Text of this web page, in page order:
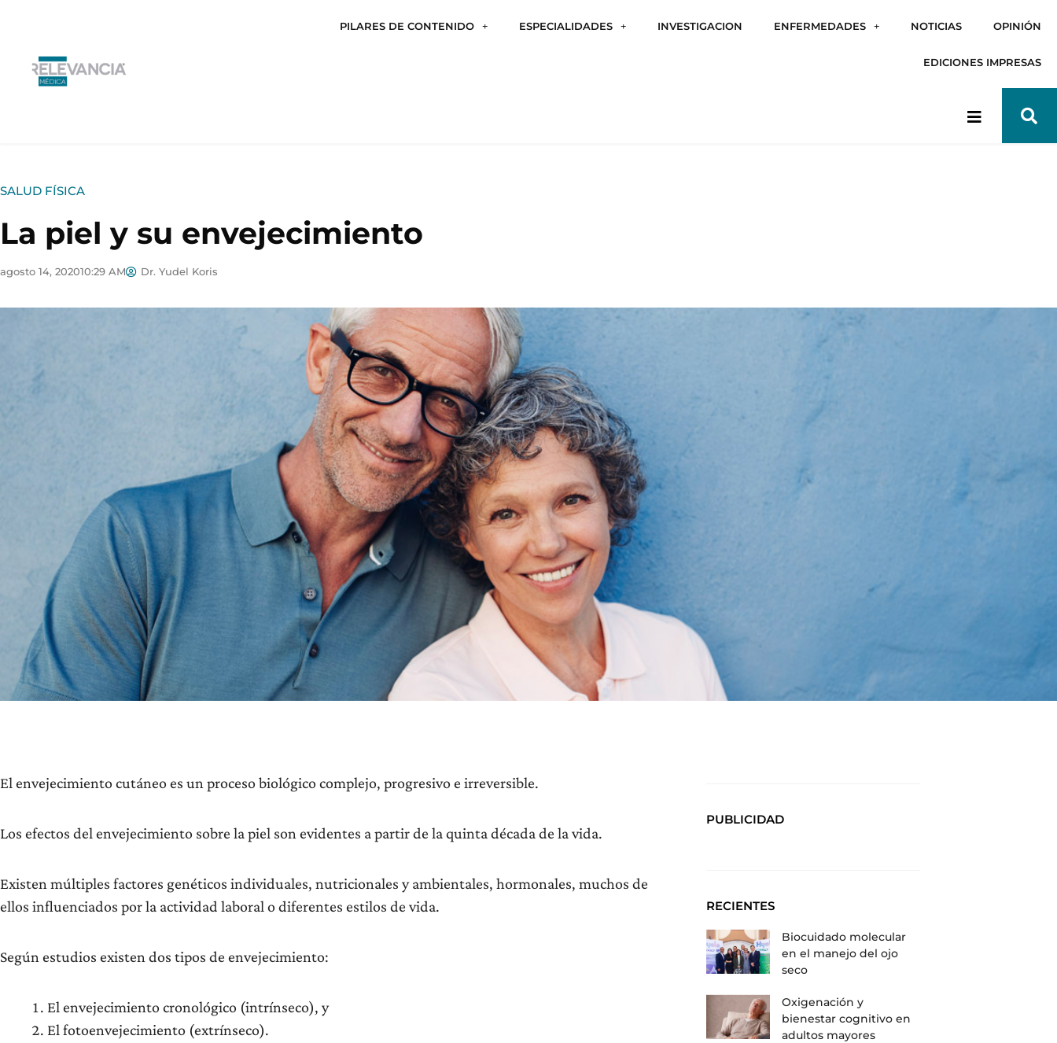
contenido
PILARES DE CONTENIDO ESPECIALIDADES INVESTIGACION ENFERMEDADES NOTICIAS OPINIÓN
EDICIONES IMPRESAS
SALUD FÍSICA
La piel y su envejecimiento
agosto 14, 202010:29 AM Dr. Yudel Koris
El envejecimiento cutáneo es un proceso biológico complejo, progresivo e irreversible.
Los efectos del envejecimiento sobre la piel son evidentes a partir de la quinta década de la vida.
Existen múltiples factores genéticos individuales, nutricionales y ambientales, hormonales, muchos de
ellos influenciados por la actividad laboral o diferentes estilos de vida.
Según estudios existen dos tipos de envejecimiento:
El envejecimiento cronológico (intrínseco), y
El fotoenvejecimiento (extrínseco).
PUBLICIDAD
RECIENTES
Biocuidado molecular
en el manejo del ojo
seco
Oxigenación y
bienestar cognitivo en
adultos mayores